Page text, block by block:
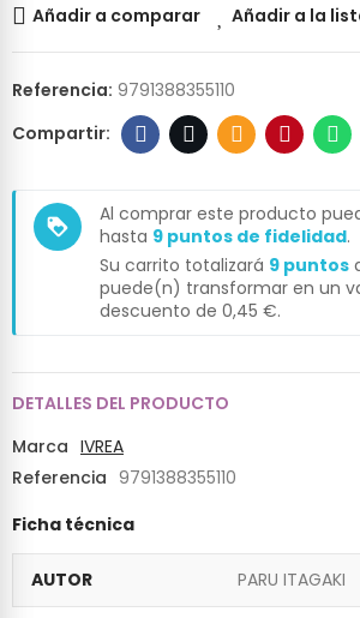
Añadir a comparar Añadir a la
Referencia: 9791388355110
loyalty
Al comprar este producto
hasta 9 puntos de fidelidad.
Su carrito totalizará 9 puntos
puede(n) transformar en un
descuento de 0,45 €.
DETALLES DEL PRODUCTO
Marca IVREA
Referencia 9791388355110
Ficha técnica
AUTOR PARU ITAGAKI